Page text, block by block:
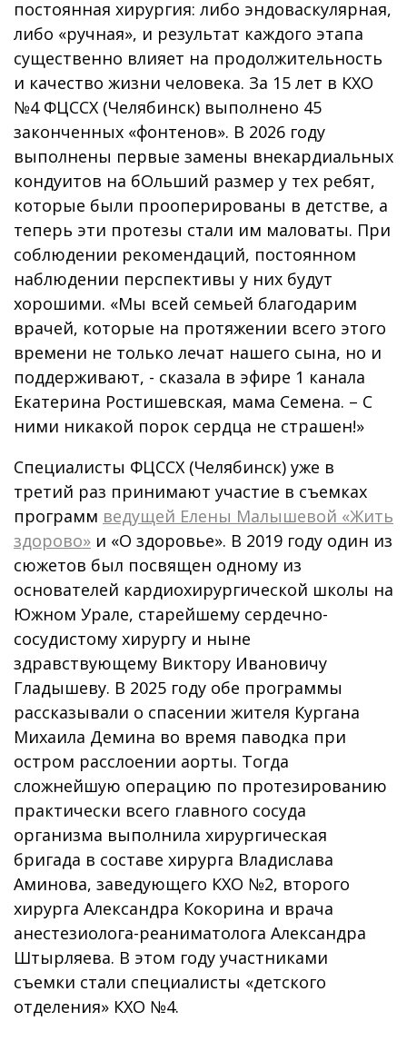
постоянная хирургия: либо эндоваскулярная,
либо «ручная», и результат каждого этапа
существенно влияет на продолжительность
и качество жизни человека. За 15 лет в КХО
№4 ФЦССХ (Челябинск) выполнено 45
законченных «фонтенов». В 2026 году
выполнены первые замены внекардиальных
кондуитов на бОльший размер у тех ребят,
которые были прооперированы в детстве, а
теперь эти протезы стали им маловаты. При
соблюдении рекомендаций, постоянном
наблюдении перспективы у них будут
хорошими. «Мы всей семьей благодарим
врачей, которые на протяжении всего этого
времени не только лечат нашего сына, но и
поддерживают, - сказала в эфире 1 канала
Екатерина Ростишевская, мама Семена. – С
ними никакой порок сердца не страшен!»
Специалисты ФЦССХ (Челябинск) уже в
третий раз принимают участие в съемках
программ ведущей Елены Малышевой «Жить
здорово» и «О здоровье». В 2019 году один из
сюжетов был посвящен одному из
основателей кардиохирургической школы на
Южном Урале, старейшему сердечно-
сосудистому хирургу и ныне
здравствующему Виктору Ивановичу
Гладышеву. В 2025 году обе программы
рассказывали о спасении жителя Кургана
Михаила Демина во время паводка при
остром расслоении аорты. Тогда
сложнейшую операцию по протезированию
практически всего главного сосуда
организма выполнила хирургическая
бригада в составе хирурга Владислава
Аминова, заведующего КХО №2, второго
хирурга Александра Кокорина и врача
анестезиолога-реаниматолога Александра
Штырляева. В этом году участниками
съемки стали специалисты «детского
отделения» КХО №4.